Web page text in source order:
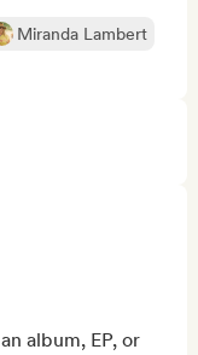
Miranda Lambert
album, EP, or